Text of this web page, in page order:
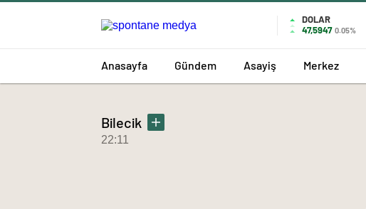
DOLAR
47,5947 0.05%
Anasayfa Gündem Asayiş Merkez
Bilecik
22:11